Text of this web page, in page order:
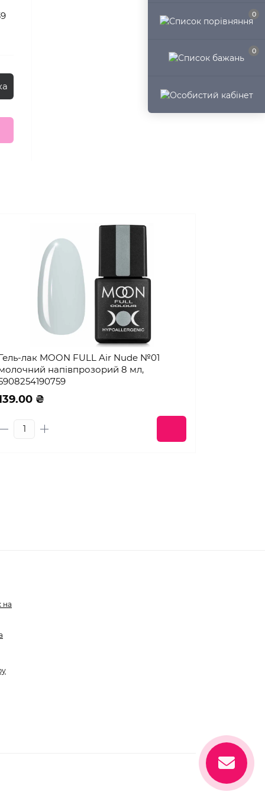
0
0
лак MOON FULL Air Nude №01
напівпрозорий 8 мл,
₴
на